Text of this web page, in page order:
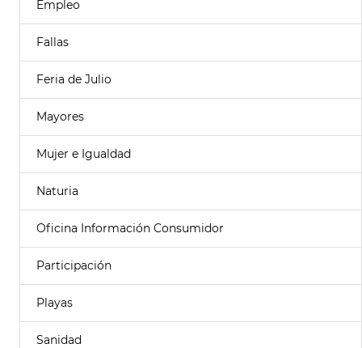
Empleo
Fallas
Feria de Julio
Mayores
Mujer e Igualdad
Naturia
Oficina Información Consumidor
Participación
Playas
Sanidad